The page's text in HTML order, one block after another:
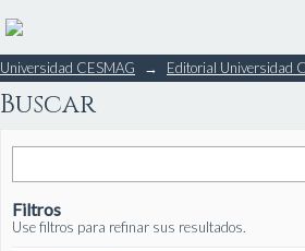
Buscar
Universidad CESMAG → Editorial Universidad
Buscar
Filtros
Use filtros para refinar sus resultados.